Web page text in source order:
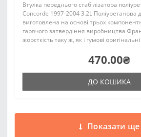
Втулка переднього стабілізатора
Concorde 1997-2004 3.2L Поліуретанова
виготовлена на основі трьох
гарячого затвердіння виробництва
жорсткість таку ж, як і гумові оригінальні
470.00₴
ДО КОШИКА
Показати ще